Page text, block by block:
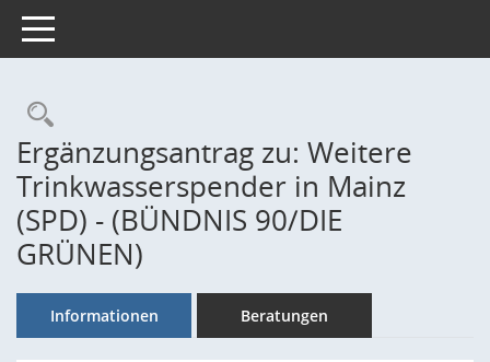
Toggle navigation
Rechercheauswahl
Ergänzungsantrag zu: Weitere
Trinkwasserspender in Mainz
(SPD) - (BÜNDNIS 90/DIE
GRÜNEN)
Informationen Beratungen